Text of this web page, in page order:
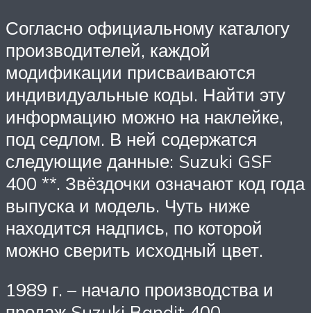
Согласно официальному каталогу
производителей, каждой
модификации присваиваются
индивидуальные коды. Найти эту
информацию можно на наклейке,
под седлом. В ней содержатся
следующие данные: Suzuki GSF
400 **. Звёздочки означают код года
выпуска и модель. Чуть ниже
находится надпись, по которой
можно сверить исходный цвет.
1989 г. – начало производства и